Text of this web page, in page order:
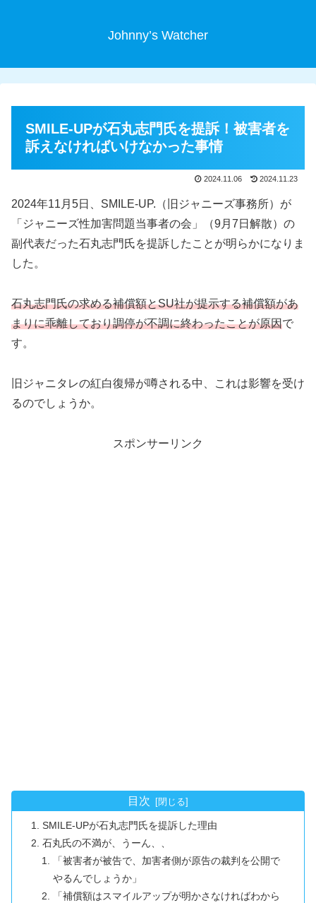
Johnny’s Watcher
SMILE-UPが石丸志門氏を提訴！被害者を
訴えなければいけなかった事情
2024.11.06 2024.11.23
2024年11月5日、SMILE-UP.（旧ジャニーズ事務所）が
「ジャニーズ性加害問題当事者の会」（9月7日解散）の
副代表だった石丸志門氏を提訴したことが明らかになりま
した。
石丸志門氏の求める補償額とSU社が提示する補償額があ
まりに乖離しており調停が不調に終わったことが原因で
す。
旧ジャニタレの紅白復帰が噂される中、これは影響を受け
るのでしょうか。
スポンサーリンク
目次
SMILE-UPが石丸志門氏を提訴した理由
石丸氏の不満が、うーん、、
「被害者が被告で、加害者側が原告の裁判を公開で
やるんでしょうか」
「補償額はスマイルアップが明かさなければわから